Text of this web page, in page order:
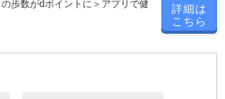
テゴリー別注意事項（※必ずご確認くだ
歩数がdポイントに＞アプリで健
詳細は
こちら